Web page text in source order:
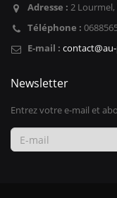
Adresse : 2 Lourmel,
Téléphone :
E-mail :
Newsletter
Entrez votre e-mail et